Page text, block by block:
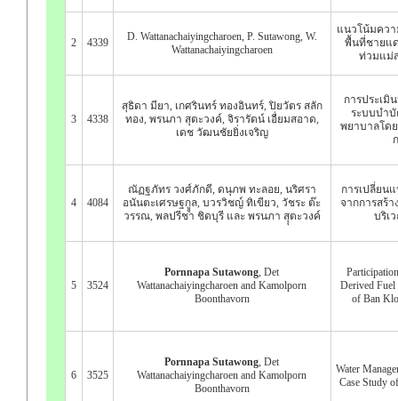
2 4339
D. Wattanachaiyingcharoen, P. Sutawong, W.
Wattanachaiyingcharoen
แนวโน้มควา
พื้นที่ชายแ
ท่วมแม่
3 4338
สุธิดา มียา, เกศรินทร์ ทองอินทร์, ปิยวัตร สลัก
ทอง, พรนภา สุตะวงค์, จิรารัตน์ เอื่ยมสอาด,
เดช วัฒนชัยยิ่งเจริญ
การประเมิ
ระบบบำบั
พยาบาลโดย
4 4084
ณัฏฐภัทร วงศ์ภักดี, ดนุภพ ทะลอย, นริศรา
อนันตะเศรษฐกููล, บวรวิชญ์ ทิเขียว, วัชระ ต๊ะ
วรรณ, พลปรีชา ชิดบุรี และ พรนภา สุุตะวงค์
การเปลี่ยน
จากการสร้
บริเ
5 3524
Pornnapa Sutawong , Det
Wattanachaiyingcharoen and Kamolporn
Boonthavorn
Derived
of Ban
6 3525
Pornnapa Sutawong , Det
Wattanachaiyingcharoen and Kamolporn
Boonthavorn
Water
Case Study